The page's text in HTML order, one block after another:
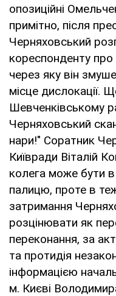
опозиційні
примітно, після
Черняховський
кореспонденту про
через яку він
місце дислокації.
Шевченківському
Черняховський
нари!" Соратник
Київради Віталій
колега може бути
палицю, проте в
затримання
розцінювати як
переконання, за
та протидія
інформацією
м. Києві